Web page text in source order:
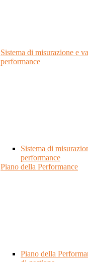
Sistema di misurazione e
performance
Sistema di
performance
Piano della Performance
Piano della